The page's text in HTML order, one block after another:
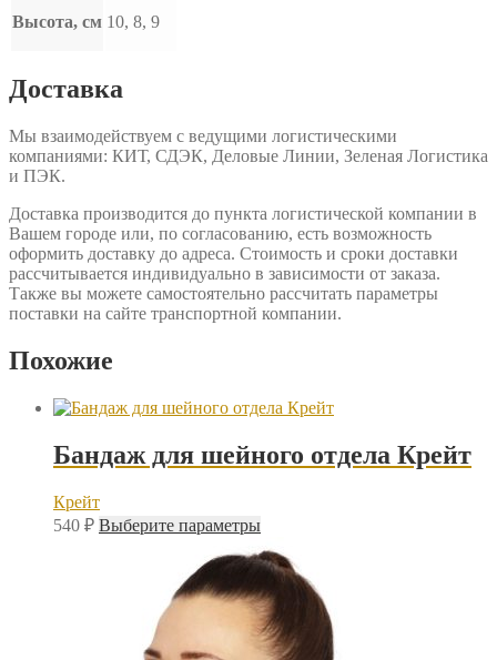
Высота, см 10, 8, 9
Доставка
Мы взаимодействуем с ведущими логистическими
компаниями: КИТ, СДЭК, Деловые Линии, Зеленая Логистика
и ПЭК.
Доставка производится до пункта логистической компании в
Вашем городе или, по согласованию, есть возможность
оформить доставку до адреса. Стоимость и сроки доставки
рассчитывается индивидуально в зависимости от заказа.
Также вы можете самостоятельно рассчитать параметры
поставки на сайте транспортной компании.
Похожие
Бандаж для шейного отдела Крейт
Крейт
540 ₽ Выберите параметрыЭтот
имеет
несколько
вариаций.
Опции
можно